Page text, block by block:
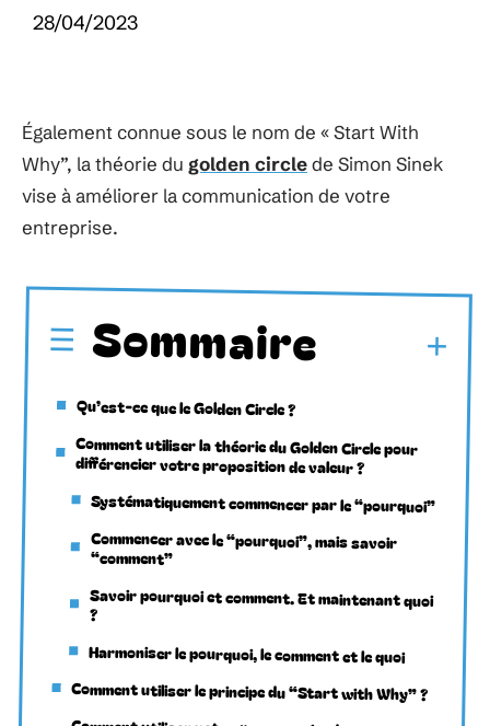
28/04/2023
Également connue sous le nom de « Start With
Why”, la théorie du golden circlede Simon Sinek
vise à améliorer la communication de votre
entreprise.
Sommaire
Qu’est-ce que le Golden Circle ?
Comment utiliser la théorie du Golden Circle pour
différencier votre proposition de valeur ?
Systématiquement commencer par le “pourquoi”
Commencer avec le “pourquoi”, mais savoir
“comment”
Savoir pourquoi et comment. Et maintenant quoi
?
Harmoniser le pourquoi, le comment et le quoi
Comment utiliser le principe du “Start with Why” ?